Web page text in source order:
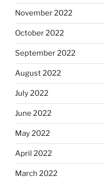
November 2022
October 2022
September 2022
August 2022
July 2022
June 2022
May 2022
April 2022
March 2022